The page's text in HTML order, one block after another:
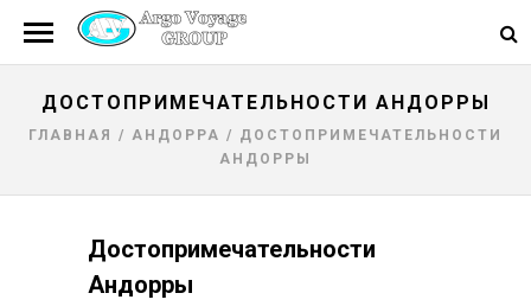
ДОСТОПРИМЕЧАТЕЛЬНОСТИ АНДОРРЫ
ГЛАВНАЯ / АНДОРРА / ДОСТОПРИМЕЧАТЕЛЬНОСТИ
АНДОРРЫ
Достопримечательности
Андорры